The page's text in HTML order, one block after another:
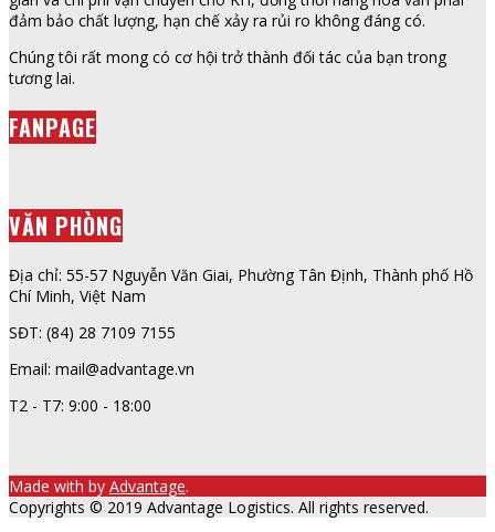
đảm bảo chất lượng, hạn chế xảy ra rủi ro không đáng có.
Chúng tôi rất mong có cơ hội trở thành đối tác của bạn trong
tương lai.
FANPAGE
VĂN PHÒNG
Địa chỉ: 55-57 Nguyễn Văn Giai, Phường Tân Định, Thành phố Hồ
Chí Minh, Việt Nam
SĐT: (84) 28 7109 7155
Email: mail@advantage.vn
T2 - T7: 9:00 - 18:00
Made with by Advantage.
Copyrights © 2019 Advantage Logistics. All rights reserved.